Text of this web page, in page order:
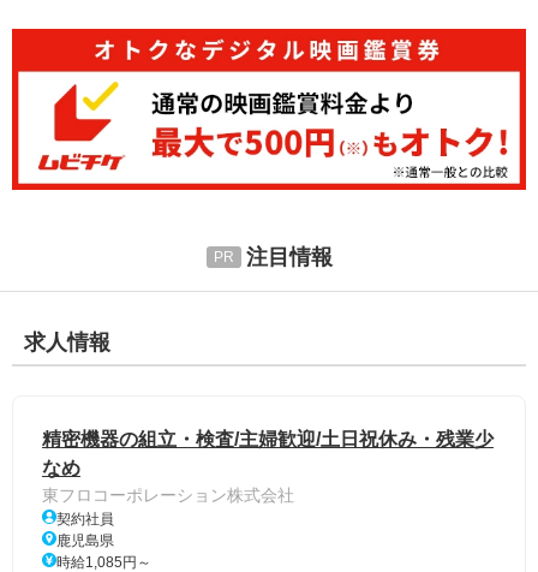
注目情報
求人情報
精密機器の組立・検査/主婦歓迎/土日祝休み・残業少
なめ
東フロコーポレーション株式会社
契約社員
鹿児島県
時給1,085円～